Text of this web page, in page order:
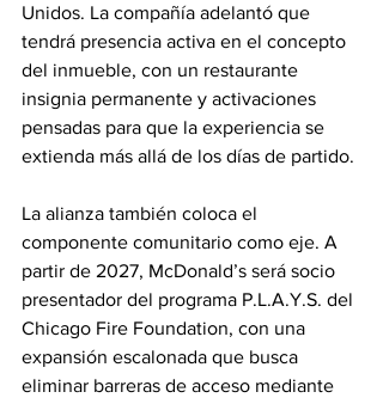
Unidos. La compañía adelantó que
tendrá presencia activa en el concepto
del inmueble, con un restaurante
insignia permanente y activaciones
pensadas para que la experiencia se
extienda más allá de los días de partido.
La alianza también coloca el
componente comunitario como eje. A
partir de 2027, McDonald’s será socio
presentador del programa P.L.A.Y.S. del
Chicago Fire Foundation, con una
expansión escalonada que busca
eliminar barreras de acceso mediante